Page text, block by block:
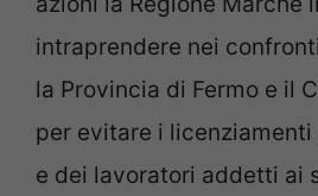
intraprendere nei
la Provincia di Fermo e il
per evitare i
e dei lavoratori addetti ai